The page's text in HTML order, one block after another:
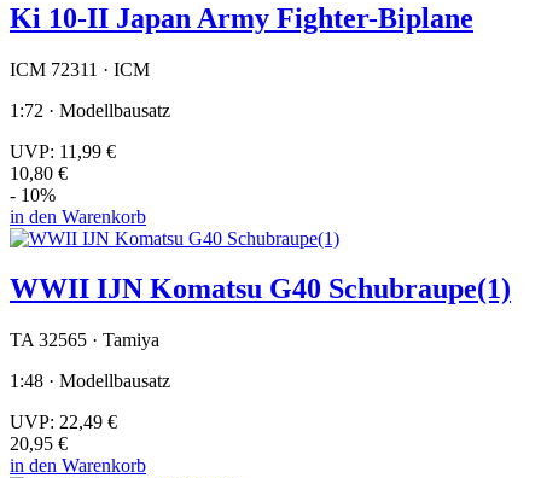
Ki 10-II Japan Army Fighter-Biplane
ICM 72311 · ICM
1:72 · Modellbausatz
UVP: 11,99 €
10,80 €
- 10%
in den Warenkorb
WWII IJN Komatsu G40 Schubraupe(1)
TA 32565 · Tamiya
1:48 · Modellbausatz
UVP: 22,49 €
20,95 €
in den Warenkorb